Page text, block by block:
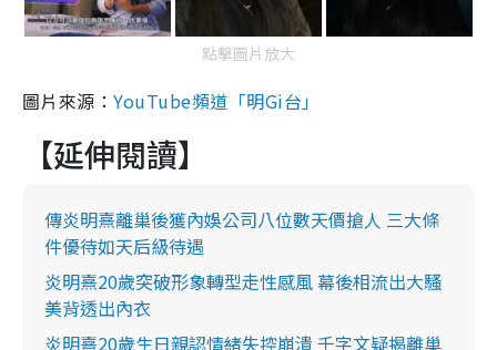
點擊圖片放大
圖片來源：YouTube頻道「明Gi台」
【延伸閱讀】
傳炎明熹離巢後獲內娛公司八位數天價搶人 三大條
件優待如天后級待遇
炎明熹20歲突破形象轉型走性感風 幕後相流出大騷
美背透出內衣
炎明熹20歲生日親認情緒失控崩潰 千字文疑揭離巢